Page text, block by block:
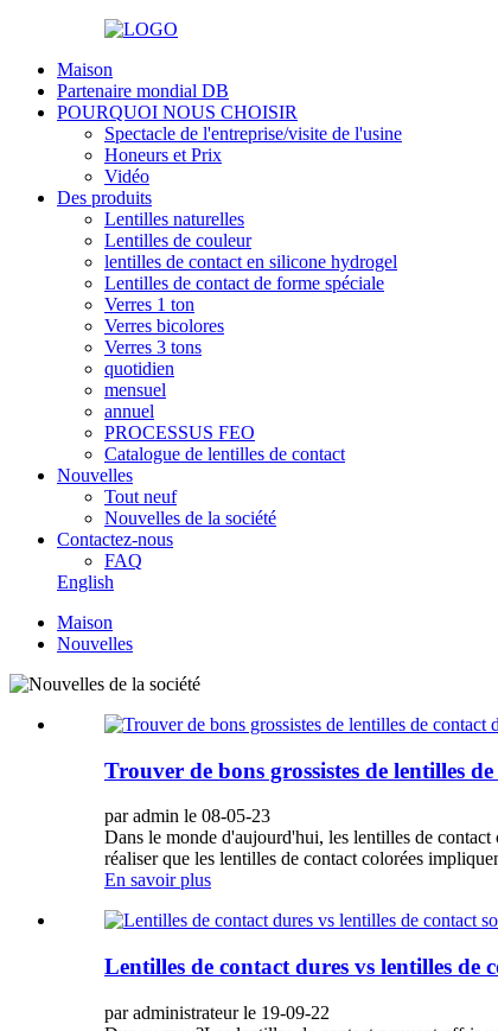
Maison
Partenaire mondial DB
POURQUOI NOUS CHOISIR
Spectacle de l'entreprise/visite de l'usine
Honeurs et Prix
Vidéo
Des produits
Lentilles naturelles
Lentilles de couleur
lentilles de contact en silicone hydrogel
Lentilles de contact de forme spéciale
Verres 1 ton
Verres bicolores
Verres 3 tons
quotidien
mensuel
annuel
PROCESSUS FEO
Catalogue de lentilles de contact
Nouvelles
Tout neuf
Nouvelles de la société
Contactez-nous
FAQ
English
Maison
Nouvelles
Trouver de bons grossistes de lentilles
par admin le 08-05-23
Dans le monde d'aujourd'hui, les lentilles de
réaliser que les lentilles de contact colorées
En savoir plus
Lentilles de contact dures vs lentilles de
par administrateur le 19-09-22